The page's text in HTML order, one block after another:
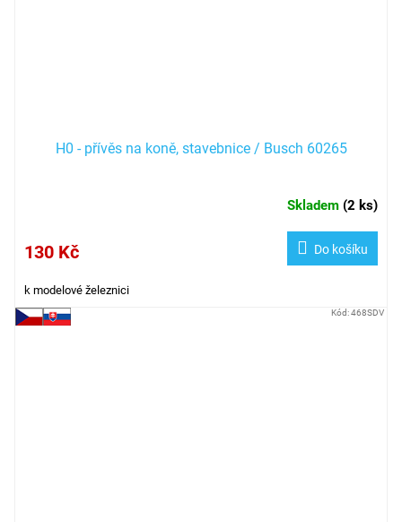
H0 - přívěs na koně, stavebnice / Busch 60265
Skladem (2 ks)
130 Kč Do košíku
k modelové železnici
Kód:468SDV